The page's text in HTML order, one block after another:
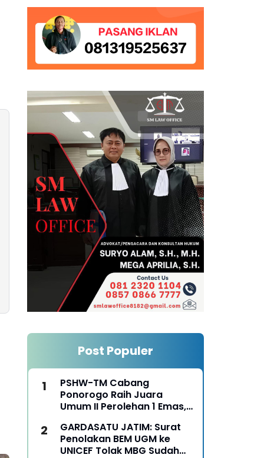
Post Populer
PSHW-TM Cabang
Ponorogo Raih Juara
Umum II Perolehan 1 Emas,
pada Kejurkab IPSI
Ponorogo Tahun 2026
GARDASATU JATIM: Surat
Penolakan BEM UGM ke
UNICEF Tolak MBG Sudah